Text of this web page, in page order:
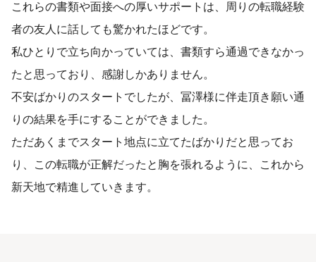
これらの書類や面接への厚いサポートは、周りの転職経験
者の友人に話しても驚かれたほどです。
私ひとりで立ち向かっていては、書類すら通過できなかっ
たと思っており、感謝しかありません。
不安ばかりのスタートでしたが、冨澤様に伴走頂き願い通
りの結果を手にすることができました。
ただあくまでスタート地点に立てたばかりだと思ってお
り、この転職が正解だったと胸を張れるように、これから
新天地で精進していきます。